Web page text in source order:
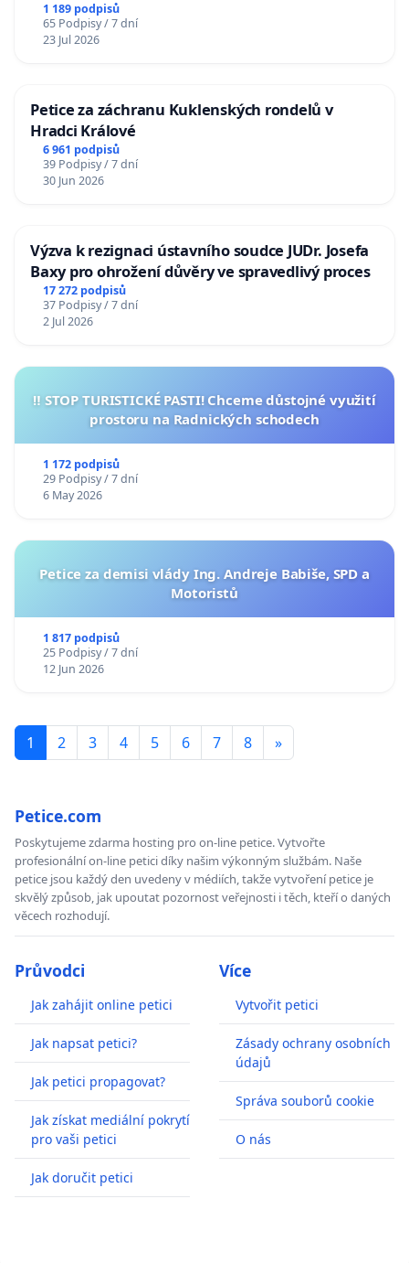
1 189 podpisů
65 Podpisy / 7 dní
23 Jul 2026
Petice za záchranu Kuklenských rondelů v
Hradci Králové
6 961 podpisů
39 Podpisy / 7 dní
30 Jun 2026
Výzva k rezignaci ústavního soudce JUDr. Josefa
Baxy pro ohrožení důvěry ve spravedlivý proces
17 272 podpisů
37 Podpisy / 7 dní
2 Jul 2026
‼️ STOP TURISTICKÉ PASTI! Chceme důstojné využití
prostoru na Radnických schodech
1 172 podpisů
29 Podpisy / 7 dní
6 May 2026
Petice za demisi vlády Ing. Andreje Babiše, SPD a
Motoristů
1 817 podpisů
25 Podpisy / 7 dní
12 Jun 2026
1 2 3 4 5 6 7 8 »
Petice.com
Poskytujeme zdarma hosting pro on-line petice. Vytvořte
profesionální on-line petici díky našim výkonným službám. Naše
petice jsou každý den uvedeny v médiích, takže vytvoření petice je
skvělý způsob, jak upoutat pozornost veřejnosti i těch, kteří o daných
věcech rozhodují.
Průvodci
Jak zahájit online petici
Jak napsat petici?
Jak petici propagovat?
Jak získat mediální pokrytí
pro vaši petici
Jak doručit petici
Více
Vytvořit petici
Zásady ochrany osobních
údajů
Správa souborů cookie
O nás